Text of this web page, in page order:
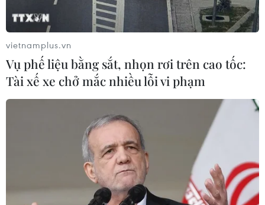
vietnamplus.vn
Vụ phế liệu bằng sắt, nhọn rơi trên cao tốc:
Tài xế xe chở mắc nhiều lỗi vi phạm